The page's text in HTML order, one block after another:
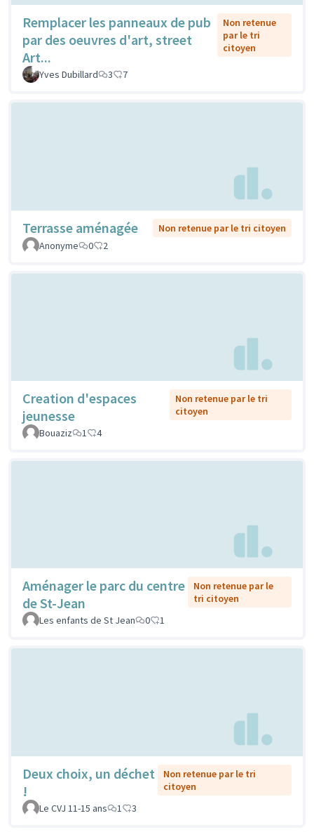
Remplacer les panneaux de pub
par des oeuvres d'art, street
Art...
Non retenue
par le tri
citoyen
Yves Dubillard 3 7
Terrasse aménagée
Non retenue par le tri citoyen
Anonyme
0 2
Creation d'espaces
jeunesse
Non retenue par le tri
citoyen
Bouaziz
1 4
Aménager le parc du centre
de St-Jean
Non retenue par le
tri citoyen
Les enfants de St Jean
0 1
Deux choix, un déchet
!
Non retenue par le tri
citoyen
Le CVJ 11-15 ans
1 3